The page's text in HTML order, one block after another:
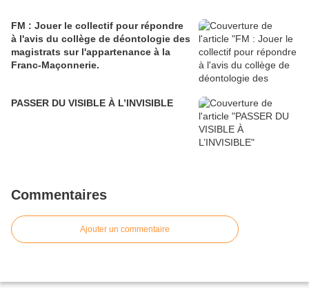
FM : Jouer le collectif pour répondre
à l'avis du collège de déontologie des
magistrats sur l'appartenance à la
Franc-Maçonnerie.
PASSER DU VISIBLE À L’INVISIBLE
Commentaires
Ajouter un commentaire